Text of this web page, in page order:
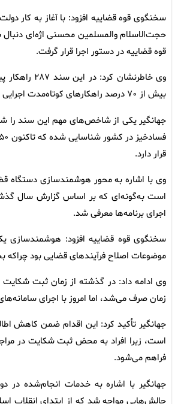
سخنگوی قوه قضاییه افزود: با آغاز به
حجت‌الاسلام والمسلمین محسنی اژه‌ای
قوه قضاییه در دستور اجرا قرار گرفت.
وی
بیش از ۷۰ درصد راهکارهای کوتاه‌مدت اجرایی شده است.
قرار دارد.
وی با اشاره به محور هوشمندسازی دستگاه
است به‌گونه‌ای که بر اساس گزارش سال
اجرای برنامه‌ها معرفی شد.
سخنگوی قوه قضاییه افزود: هوشمندسازی
موضوعات اصلاح فرآیندهای قضایی بود چراکه
وی ادامه داد: در گذشته از زمان ثبت
زمان صرف می‌شد، اما امروز با اجرای
جهانگیر تأکید کرد: این اقدام ضمن کاهش
است، زیرا افراد به محض ثبت شکایت در
فراهم می‌شود.
جهانگیر با اشاره به خدمات انجام‌شده در
چالش‌هایی مواجه شد که از ابتدای انقلاب